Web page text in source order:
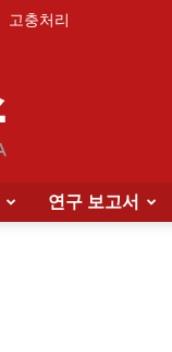
고충처리
연구 보고서